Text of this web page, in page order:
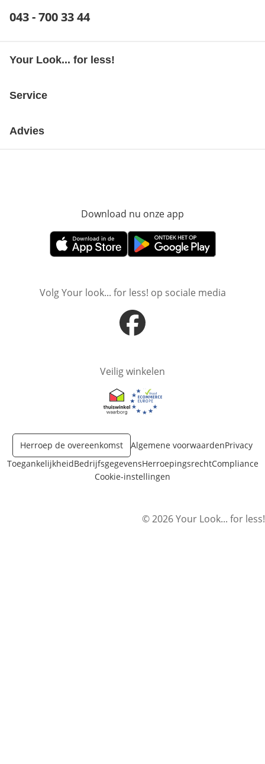
Telefoonnummer:
043 - 700 33 44
Your Look... for less!
Service
Advies
Download nu onze app
Opent in nieuw vensterOpent in nieuw venster
Volg Your look... for less! op sociale media
Opent in nieuw venster
Veilig winkelen
Opent in nieuw venster
Opent in nieuw venster
Herroep de overeenkomst Algemene voorwaardenPrivacy
ToegankelijkheidBedrijfsgegevensHerroepingsrechtCompliance
Cookie-instellingen
© 2026 Your Look... for less!